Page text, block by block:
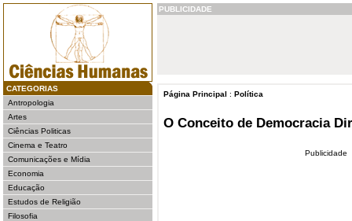
CATEGORIAS
Antropologia
Artes
Ciências Politicas
Cinema e Teatro
Comunicações e Mídia
Economia
Educação
Estudos de Religião
Filosofia
PUBLICIDADE
Página Principal : Política
O Conceito de Democracia
Publicidade